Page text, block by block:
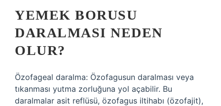
YEMEK BORUSU
DARALMASI NEDEN
OLUR?
Özofageal daralma: Özofagusun daralması veya
tıkanması yutma zorluğuna yol açabilir. Bu
daralmalar asit reflüsü, özofagus iltihabı (özofajit),